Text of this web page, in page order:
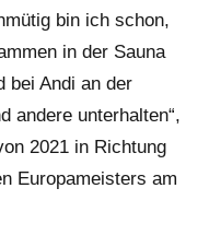
bin ich schon,
in der Sauna
bei Andi an der
andere unterhalten“,
2021 in Richtung
Europameisters am